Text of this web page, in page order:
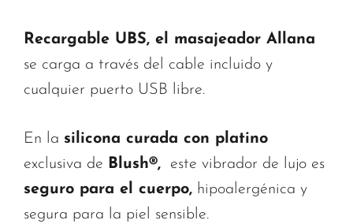
Recargable UBS, el masajeador Allana
se carga a través del cable incluido y
cualquier puerto USB libre.
En la silicona curada con platino
exclusiva de Blush®, este vibrador de lujo es
seguro para el cuerpo, hipoalergénica y
segura para la piel sensible.